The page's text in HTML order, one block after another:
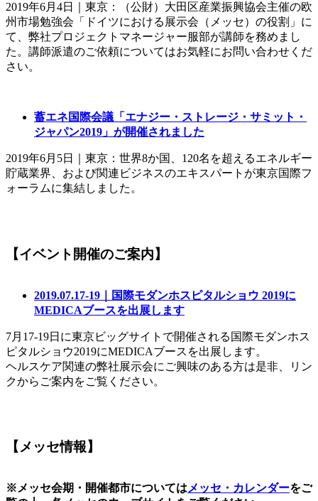
2019年6月4日｜東京：（公財）大田区産業振興協会主催の欧
州市場勉強会「ドイツにおける展示会（メッセ）の役割」に
て、弊社プロジェクトマネージャー服部が講師を務めまし
た。講師派遣のご依頼についてはお気軽にお問い合わせくだ
さい。
蓄エネ国際会議「エナジー・ストレージ・サミット・
ジャパン2019」が開催されました
2019年6月5日｜東京：世界8か国、120名を超えるエネルギー
貯蔵業界、および関連ビジネスのエキスパートが東京国際フ
ォーラムに集結しました。
【イベント開催のご案内】
2019.07.17-19｜国際モダンホスピタルショウ 2019に
MEDICAブースを出展します
7月17-19日に東京ビッグサイトで開催される国際モダンホス
ピタルショウ2019にMEDICAブースを出展します。
ヘルスケア関連の弊社展示会にご興味のある方は是非、リン
クからご案内をご覧ください。
【メッセ情報】
※メッセ会期・開催都市については メッセ・カレンダーをご